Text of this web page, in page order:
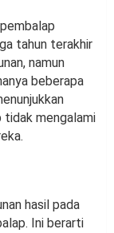
tahun terakhir
namun
beberapa
tidak mengalami
hasil pada
Ini berarti